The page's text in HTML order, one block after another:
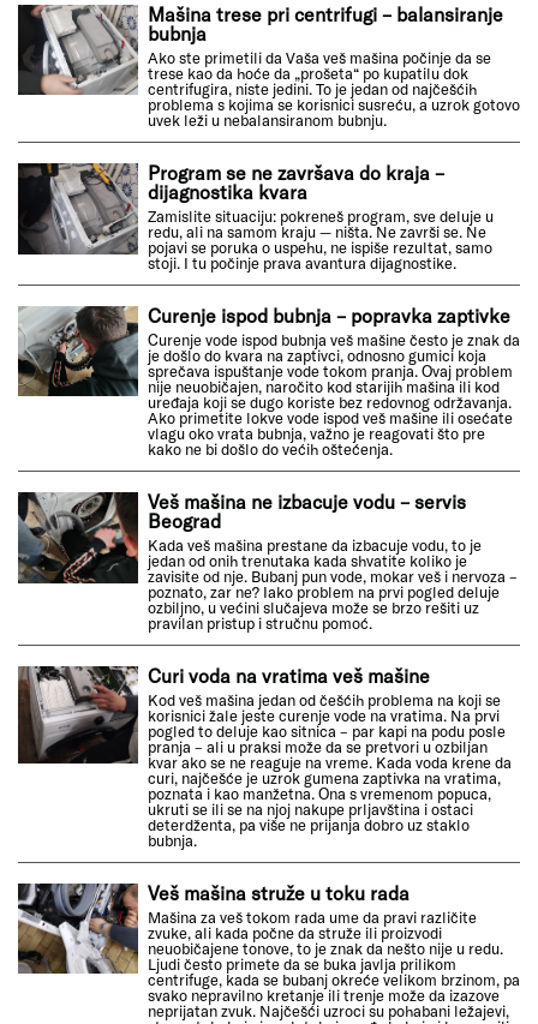
Mašina trese pri centrifugi – balansiranje
bubnja
Ako ste primetili da Vaša veš mašina počinje da se
trese kao da hoće da „prošeta“ po kupatilu dok
centrifugira, niste jedini. To je jedan od najčešćih
problema s kojima se korisnici susreću, a uzrok gotovo
uvek leži u nebalansiranom bubnju.
Program se ne završava do kraja –
dijagnostika kvara
Zamislite situaciju: pokreneš program, sve deluje u
redu, ali na samom kraju — ništa. Ne završi se. Ne
pojavi se poruka o uspehu, ne ispiše rezultat, samo
stoji. I tu počinje prava avantura dijagnostike.
Curenje ispod bubnja – popravka zaptivke
Curenje vode ispod bubnja veš mašine često je znak da
je došlo do kvara na zaptivci, odnosno gumici koja
sprečava ispuštanje vode tokom pranja. Ovaj problem
nije neuobičajen, naročito kod starijih mašina ili kod
uređaja koji se dugo koriste bez redovnog održavanja.
Ako primetite lokve vode ispod veš mašine ili osećate
vlagu oko vrata bubnja, važno je reagovati što pre
kako ne bi došlo do većih oštećenja.
Veš mašina ne izbacuje vodu – servis
Beograd
Kada veš mašina prestane da izbacuje vodu, to je
jedan od onih trenutaka kada shvatite koliko je
zavisite od nje. Bubanj pun vode, mokar veš i nervoza –
poznato, zar ne? Iako problem na prvi pogled deluje
ozbiljno, u većini slučajeva može se brzo rešiti uz
pravilan pristup i stručnu pomoć.
Curi voda na vratima veš mašine
Kod veš mašina jedan od češćih problema na koji se
korisnici žale jeste curenje vode na vratima. Na prvi
pogled to deluje kao sitnica – par kapi na podu posle
pranja – ali u praksi može da se pretvori u ozbiljan
kvar ako se ne reaguje na vreme. Kada voda krene da
curi, najčešće je uzrok gumena zaptivka na vratima,
poznata i kao manžetna. Ona s vremenom popuca,
ukruti se ili se na njoj nakupe prljavština i ostaci
deterdženta, pa više ne prijanja dobro uz staklo
bubnja.
Veš mašina struže u toku rada
Mašina za veš tokom rada ume da pravi različite
zvuke, ali kada počne da struže ili proizvodi
neuobičajene tonove, to je znak da nešto nije u redu.
Ljudi često primete da se buka javlja prilikom
centrifuge, kada se bubanj okreće velikom brzinom, pa
svako nepravilno kretanje ili trenje može da izazove
neprijatan zvuk. Najčešći uzroci su pohabani ležajevi,